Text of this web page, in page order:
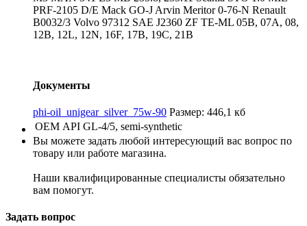
PRF-2105 D/E Mack GO-J Arvin Meritor 0-76-N Renault
B0032/3 Volvo 97312 SAE J2360 ZF TE-ML 05B, 07A, 08,
12B, 12L, 12N, 16F, 17B, 19C, 21B
Документы
phi-oil_unigear_silver_75w-90 Размер: 446,1 кб
OEM API GL-4/5, semi-synthetic
Вы можете задать любой интересующий вас вопрос по
товару или работе магазина.
Наши квалифицированные специалисты обязательно
вам помогут.
Задать вопрос